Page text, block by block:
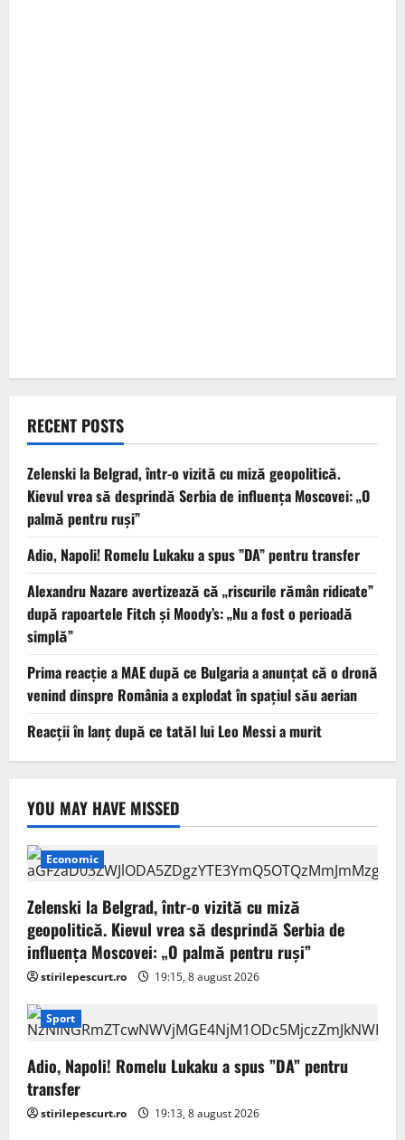
RECENT POSTS
Zelenski la Belgrad, într-o vizită cu miză geopolitică.
Kievul vrea să desprindă Serbia de influența Moscovei: „O
palmă pentru ruși”
Adio, Napoli! Romelu Lukaku a spus ”DA” pentru transfer
Alexandru Nazare avertizează că „riscurile rămân ridicate”
după rapoartele Fitch și Moody’s: „Nu a fost o perioadă
simplă”
Prima reacție a MAE după ce Bulgaria a anunţat că o dronă
venind dinspre România a explodat în spaţiul său aerian
Reacții în lanț după ce tatăl lui Leo Messi a murit
YOU MAY HAVE MISSED
Economic
Zelenski la Belgrad, într-o vizită cu miză
geopolitică. Kievul vrea să desprindă Serbia de
influența Moscovei: „O palmă pentru ruși”
stirilepescurt.ro 19:15, 8 august 2026
Sport
Adio, Napoli! Romelu Lukaku a spus ”DA” pentru
transfer
stirilepescurt.ro 19:13, 8 august 2026